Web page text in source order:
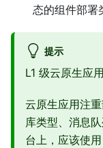
态的组件部署
提示
L1 级云原生应
云原生应用注
库类型、消息
台上，应该使